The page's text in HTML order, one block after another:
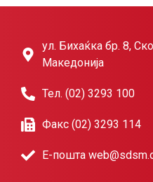
ул. Бихаќка бр. 8,
Македонија
Тел. (02) 3293 100
Факс (02) 3293 114
Е-пошта